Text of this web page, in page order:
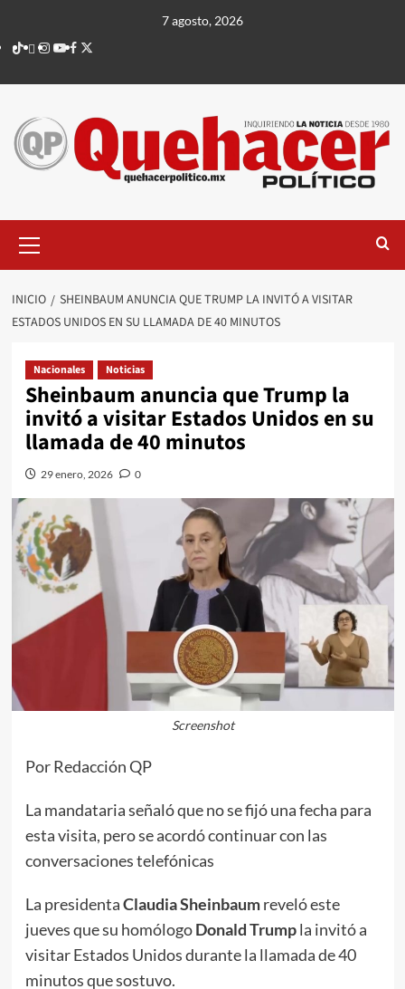
contenido
7 agosto, 2026
TikTok
threads
Instagram
Youtube
Facebook
X
principal
INICIO
SHEINBAUM ANUNCIA QUE TRUMP LA INVITÓ A VISITAR
ESTADOS UNIDOS EN SU LLAMADA DE 40 MINUTOS
Nacionales Noticias
Sheinbaum anuncia que Trump la
invitó a visitar Estados Unidos en su
llamada de 40 minutos
29 enero, 2026 0
Screenshot
Por Redacción QP
La mandataria señaló que no se fijó una fecha para
esta visita, pero se acordó continuar con las
conversaciones telefónicas
La presidentaClaudia Sheinbaumreveló este
jueves que su homólogoDonald Trumpla invitó a
visitar Estados Unidos durante la llamada de 40
minutos que sostuvo.